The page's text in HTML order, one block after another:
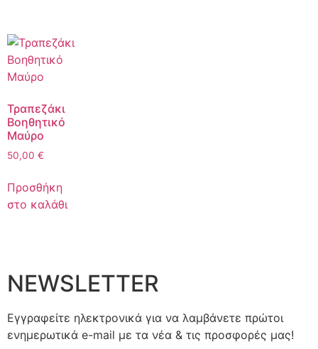
Τραπεζάκι
Βοηθητικό
Μαύρο
50,00 €
Προσθήκη
στο καλάθι
NEWSLETTER
Εγγραφείτε ηλεκτρονικά για να λαμβάνετε πρώτοι
ενημερωτικά e-mail με τα νέα & τις προσφορές μας!